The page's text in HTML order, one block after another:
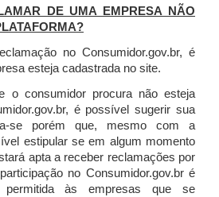
DE UMA EMPRESA NÃO
no Consumidor.gov.br, é
esteja cadastrada no site.
o consumidor procura não esteja
é possível sugerir sua
se porém que, mesmo com a
estipular se em algum momento
apta a receber reclamações por
no Consumidor.gov.br é
às empresas que se